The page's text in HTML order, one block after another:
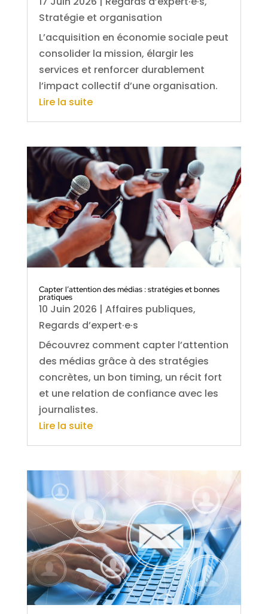
Stratégie et organisation
L’acquisition en économie sociale peut
consolider la mission, élargir les
services et renforcer durablement
l’impact collectif d’une organisation.
Lire la suite
Capter l’attention des médias : stratégies et bonnes
pratiques
10 Juin 2026 | Affaires publiques,
Regards d’expert·e·s
Découvrez comment capter l’attention
des médias grâce à des stratégies
concrètes, un bon timing, un récit fort
et une relation de confiance avec les
journalistes.
Lire la suite